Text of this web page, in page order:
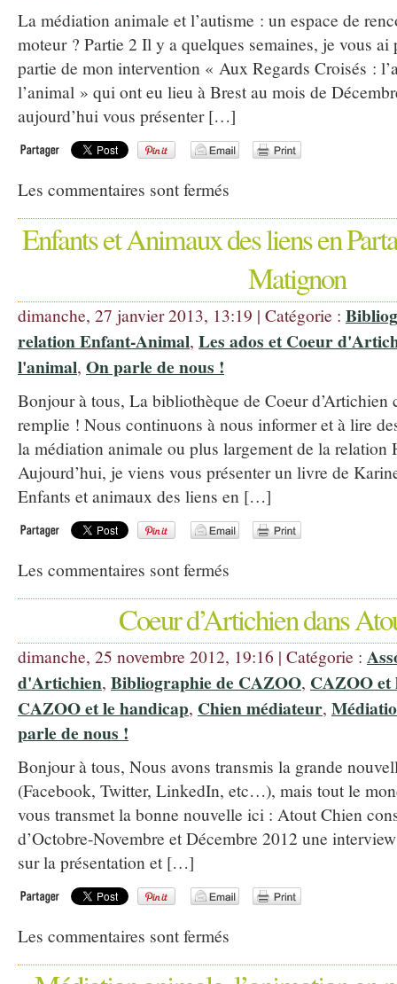
La médiation animale et l’autisme : un espace de
moteur ? Partie 2 Il y a quelques semaines, je vous ai
partie de mon intervention « Aux Regards Croisés :
l’animal » qui ont eu lieu à Brest au mois de
aujourd’hui vous présenter […]
Les commentaires sont fermés
Enfants et Animaux des liens en
Matignon
dimanche, 27 janvier 2013, 13:19 | Catégorie :
relation Enfant-Animal, Les ados et Coeur
l'animal, On parle de nous !
Bonjour à tous, La bibliothèque de Coeur d’Artichien
remplie ! Nous continuons à nous informer et à lire
la médiation animale ou plus largement de la relation
Aujourd’hui, je viens vous présenter un livre de
Enfants et animaux des liens en […]
Les commentaires sont fermés
Coeur d’Artichien dans
dimanche, 25 novembre 2012, 19:16 | Catégorie :
d'Artichien, Bibliographie de CAZOO, CAZOO et
CAZOO et le handicap, Chien médiateur,
parle de nous !
Bonjour à tous, Nous avons transmis la grande
(Facebook, Twitter, LinkedIn, etc…), mais tout le
vous transmet la bonne nouvelle ici : Atout Chien
d’Octobre-Novembre et Décembre 2012 une
sur la présentation et […]
Les commentaires sont fermés